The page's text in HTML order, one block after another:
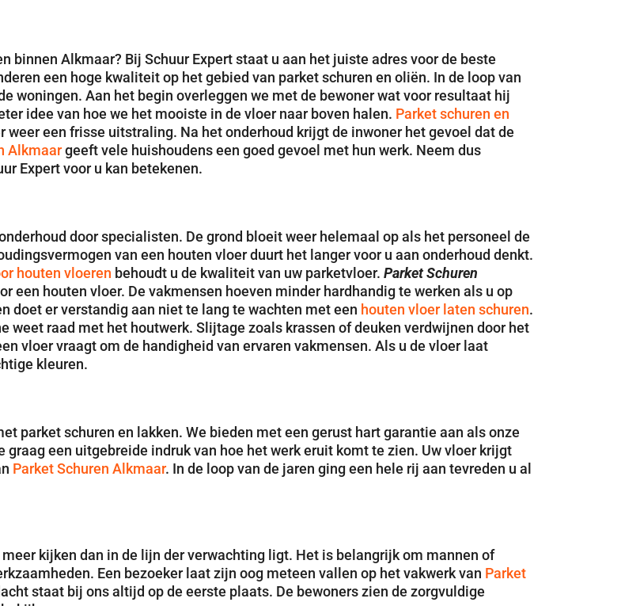
binnen Alkmaar? Bij Schuur Expert staat u aan het juiste adres voor de beste
een hoge kwaliteit op het gebied van parket schuren en oliën. In de loop van
woningen. Aan het begin overleggen we met de bewoner wat voor resultaat hij
idee van hoe we het mooiste in de vloer naar boven halen. Parket schuren en
weer een frisse uitstraling. Na het onderhoud krijgt de inwoner het gevoel dat de
Alkmaargeeft vele huishoudens een goed gevoel met hun werk. Neem dus
Expert voor u kan betekenen.
door specialisten. De grond bloeit weer helemaal op als het personeel de
van een houten vloer duurt het langer voor u aan onderhoud denkt.
houten vloeren behoudt u de kwaliteit van uw parketvloer.Parket Schuren
een houten vloer. De vakmensen hoeven minder hardhandig te werken als u op
doet er verstandig aan niet te lang te wachten met een houten vloer laten schuren.
weet raad met het houtwerk. Slijtage zoals krassen of deuken verdwijnen door het
vloer vraagt om de handigheid van ervaren vakmensen. Als u de vloer laat
kleuren.
parket schuren en lakken. We bieden met een gerust hart garantie aan als onze
graag een uitgebreide indruk van hoe het werk eruit komt te zien. Uw vloer krijgt
Parket Schuren Alkmaar. In de loop van de jaren ging een hele rij aan tevreden u al
kijken dan in de lijn der verwachting ligt. Het is belangrijk om mannen of
Een bezoeker laat zijn oog meteen vallen op het vakwerk van Parket
staat bij ons altijd op de eerste plaats. De bewoners zien de zorgvuldige